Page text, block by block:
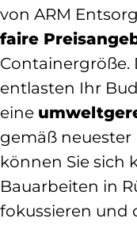
von ARM
faire
entlasten Ihr
eine
gemäß
können Sie sich
Bauarbeiten in
fokussieren und